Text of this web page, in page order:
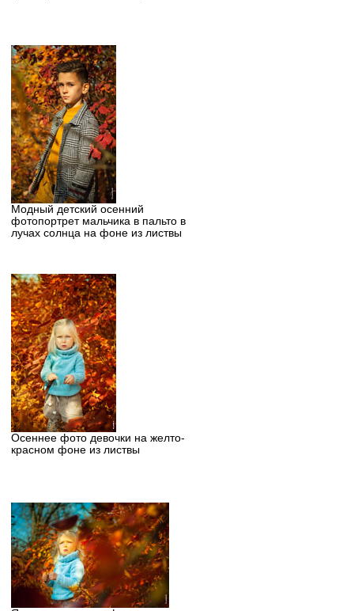
Модный детский осенний
фотопортрет мальчика в пальто в
лучах солнца на фоне из листвы
Осеннее фото девочки на желто-
красном фоне из листвы